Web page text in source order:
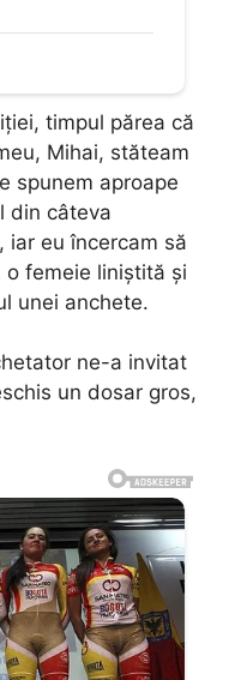
timpul părea că
Mihai, stăteam
spunem aproape
din câteva
iar eu încercam să
femeie liniștită și
unei anchete.
ne-a invitat
un dosar gros,